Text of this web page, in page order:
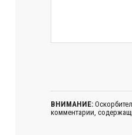
ВНИМАНИЕ:
комментарии,